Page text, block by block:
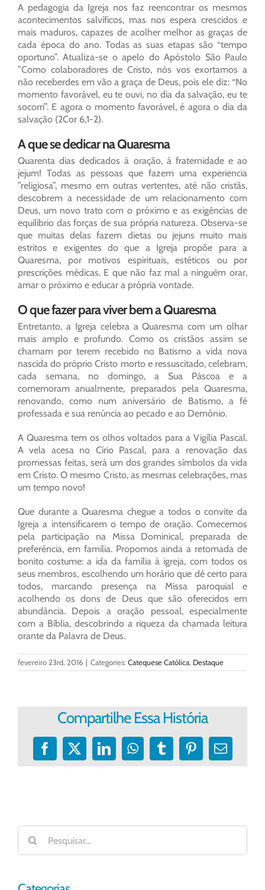
A pedagogia da Igreja nos faz reencontrar os mesmos
acontecimentos salvíficos, mas nos espera crescidos e
mais maduros, capazes de acolher melhor as graças de
cada época do ano. Todas as suas etapas são “tempo
oportuno”. Atualiza-se o apelo do Apóstolo São Paulo
”Como colaboradores de Cristo, nós vos exortamos a
não receberdes em vão a graça de Deus, pois ele diz: “No
momento favorável, eu te ouvi, no dia da salvação, eu te
socorri”. E agora o momento favorável, é agora o dia da
salvação (2Cor 6,1-2).
A que se dedicar na Quaresma
Quarenta dias dedicados à oração, à fraternidade e ao
jejum! Todas as pessoas que fazem uma experiencia
”religiosa”, mesmo em outras vertentes, até não cristãs,
descobrem a necessidade de um relacionamento com
Deus, um novo trato com o próximo e as exigências de
equilíbrio das forças de sua própria natureza. Observa-se
que muitas delas fazem dietas ou jejuns muito mais
estritos e exigentes do que a Igreja propõe para a
Quaresma, por motivos espirituais, estéticos ou por
prescrições médicas. E que não faz mal a ninguém orar,
amar o próximo e educar a própria vontade.
O que fazer para viver bem a Quaresma
Entretanto, a Igreja celebra a Quaresma com um olhar
mais amplo e profundo. Como os cristãos assim se
chamam por terem recebido no Batismo a vida nova
nascida do próprio Cristo morto e ressuscitado, celebram,
cada semana, no domingo, a Sua Páscoa e a
comemoram anualmente, preparados pela Quaresma,
renovando, como num aniversário de Batismo, a fé
professada e sua renúncia ao pecado e ao Demônio.
A Quaresma tem os olhos voltados para a Vigília Pascal.
A vela acesa no Círio Pascal, para a renovação das
promessas feitas, será um dos grandes símbolos da vida
em Cristo. O mesmo Cristo, as mesmas celebrações, mas
um tempo novo!
Que durante a Quaresma chegue a todos o convite da
Igreja a intensificarem o tempo de oração. Comecemos
pela participação na Missa Dominical, preparada de
preferência, em família. Propomos ainda a retomada de
bonito costume: a ida da família à igreja, com todos os
seus membros, escolhendo um horário que dê certo para
todos, marcando presença na Missa paroquial e
acolhendo os dons de Deus que são oferecidos em
abundância. Depois a oração pessoal, especialmente
com a Bíblia, descobrindo a riqueza da chamada leitura
orante da Palavra de Deus.
fevereiro 23rd, 2016 | Categories: Catequese Católica, Destaque
Compartilhe Essa História
Facebook
X LinkedInWhatsApp
TumblrPinterest
E-
Buscar
resultados
para: